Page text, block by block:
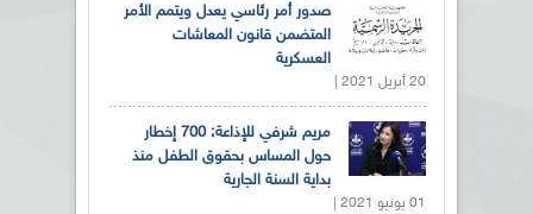
صدور أمر رئاسي يعدل ويتمم الأمر
المتضمن قانون المعاشات
العسكرية
20 أبريل 2021 |
مريم شرفي للإذاعة: 700 إخطار
حول المساس بحقوق الطفل منذ
بداية السنة الجارية
01 يونيو 2021 |